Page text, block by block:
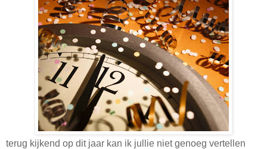
terug kijkend op dit jaar kan ik jullie niet genoeg vertellen